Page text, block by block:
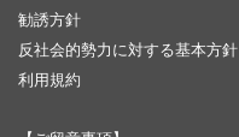
勧誘方針
反社会的勢力に対する基本方針
利用規約